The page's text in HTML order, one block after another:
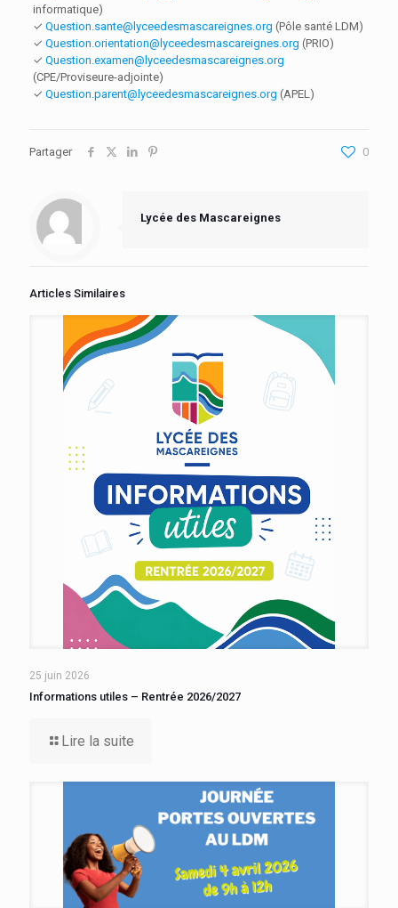
informatique)
✓ Question.sante@lyceedesmascareignes.org (Pôle santé LDM)
✓ Question.orientation@lyceedesmascareignes.org (PRIO)
✓ Question.examen@lyceedesmascareignes.org
(CPE/Proviseure-adjointe)
✓ Question.parent@lyceedesmascareignes.org (APEL)
Partager 0
Lycée des Mascareignes
Articles Similaires
25 juin 2026
Informations utiles – Rentrée 2026/2027
Lire la suite